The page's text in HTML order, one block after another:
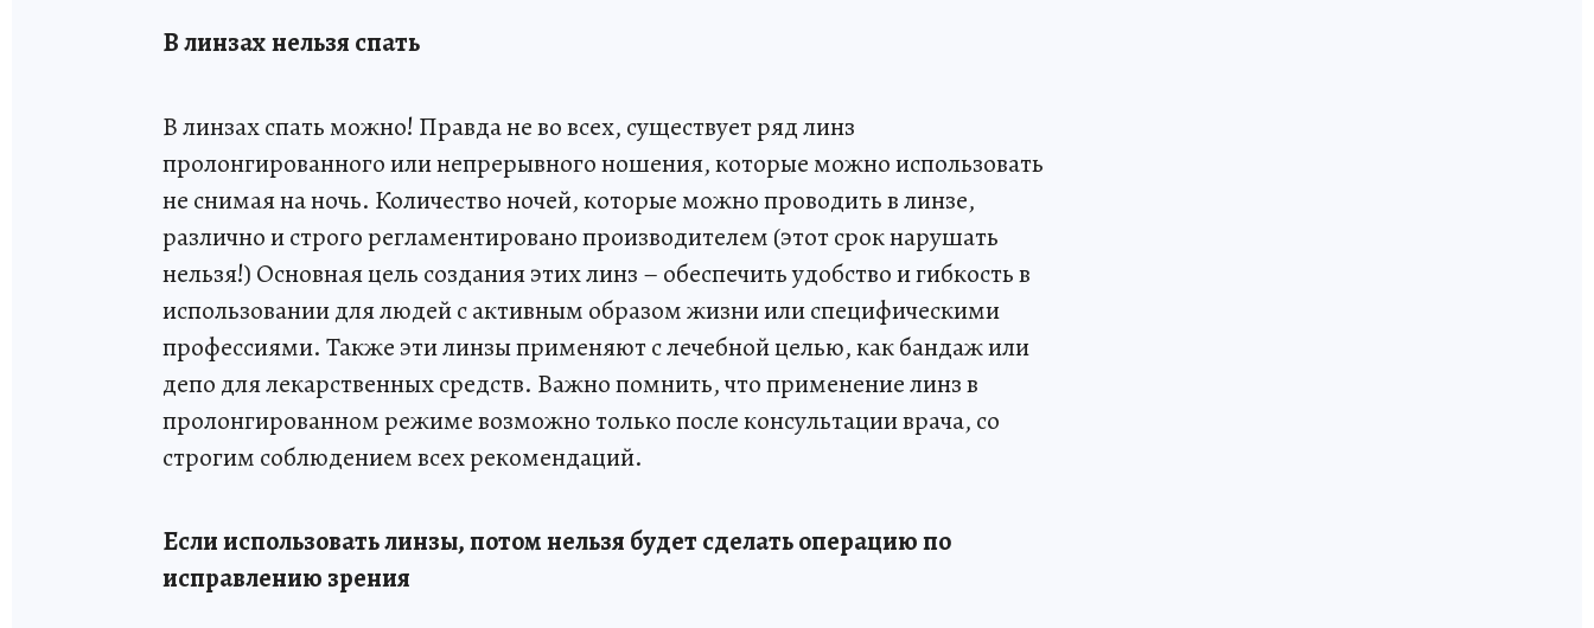
В линзах нельзя спать
В линзах спать можно! Правда не во всех, существует ряд линз
пролонгированного или непрерывного ношения, которые можно использовать
не снимая на ночь. Количество ночей, которые можно проводить в линзе,
различно и строго регламентировано производителем (этот срок нарушать
нельзя!) Основная цель создания этих линз – обеспечить удобство и гибкость в
использовании для людей с активным образом жизни или специфическими
профессиями. Также эти линзы применяют с лечебной целью, как бандаж или
депо для лекарственных средств. Важно помнить, что применение линз в
пролонгированном режиме возможно только после консультации врача, со
строгим соблюдением всех рекомендаций.
Если использовать линзы, потом нельзя будет сделать операцию по
исправлению зрения